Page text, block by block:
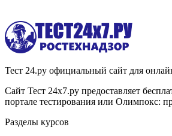
Тест 24.ру официальный сайт для
Сайт Тест 24х7.ру предоставляет
портале тестирования или Олимпокс:
Разделы курсов